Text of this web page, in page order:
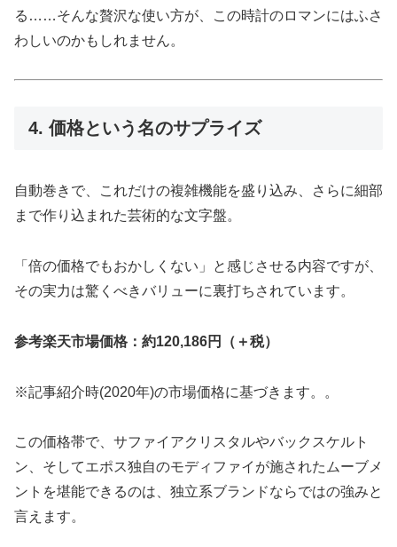
る……そんな贅沢な使い方が、この時計のロマンにはふさ
わしいのかもしれません。
4. 価格という名のサプライズ
自動巻きで、これだけの複雑機能を盛り込み、さらに細部
まで作り込まれた芸術的な文字盤。
「倍の価格でもおかしくない」と感じさせる内容ですが、
その実力は驚くべきバリューに裏打ちされています。
参考楽天市場価格：約120,186円（＋税）
※記事紹介時(2020年)の市場価格に基づきます。。
この価格帯で、サファイアクリスタルやバックスケルト
ン、そしてエポス独自のモディファイが施されたムーブメ
ントを堪能できるのは、独立系ブランドならではの強みと
言えます。